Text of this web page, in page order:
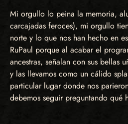
Mi orgullo lo peina la memoria,
carcajadas feroces), mi orgullo
norte y lo que nos han hecho en
RuPaul porque al acabar el
ancestras, señalan con sus bellas
y las llevamos como un cálido
particular lugar donde nos
debemos seguir preguntando qué